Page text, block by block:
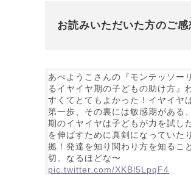
お読みいただいた方のご感
あべようこさんの『モンテッソー
るイヤイヤ期の子どもの助け方』
すくてとてもよかった！イヤイヤ
第一歩、その裏には敏感期がある
期のイヤイヤは子どもが力を試し
を伸ばすために真剣になっていた
拠！発達を知り関わり方を知るこ
切。なるほどな〜
pic.twitter.com/XKBl5LpqF4